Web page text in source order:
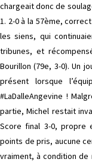
chargeait donc de
1. 2-0 à la 57ème,
les siens, qui
tribunes, et
Bourillon (79e, 3-0). Un
présent lorsque
#LaDalleAngevine !
partie, Michel restait
Score final 3-0, propre
points de pris, aucune
vraiment, à condition